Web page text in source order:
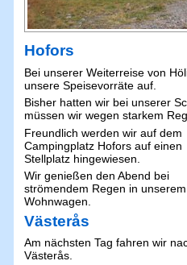
Hofors
Bei unserer Weiterreise von
unsere Speisevorräte auf.
Bisher hatten wir bei unserer
müssen wir wegen starkem
Freundlich werden wir auf dem
Campingplatz Hofors auf einen
Stellplatz hingewiesen.
Wir genießen den Abend bei
strömendem Regen in unserem
Wohnwagen.
Västerås
Am nächsten Tag fahren wir
Västerås.